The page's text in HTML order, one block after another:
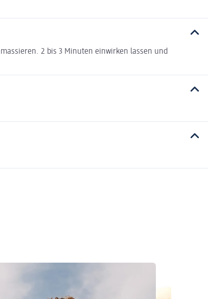
2 bis 3 Minuten einwirken lassen und